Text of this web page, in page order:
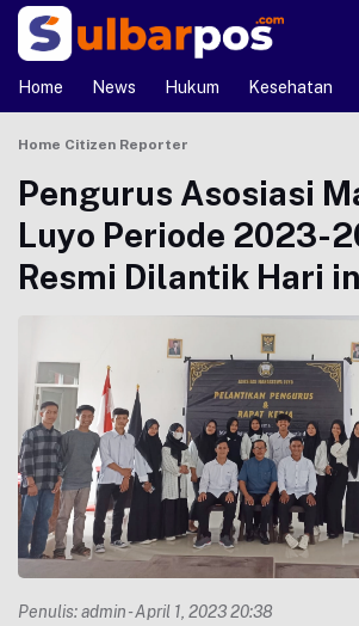
Home News Hukum Kesehatan
Home Citizen Reporter
Pengurus Asosiasi
Luyo Periode 2023-
Resmi Dilantik Hari
Penulis:admin- April 1, 2023 20:38